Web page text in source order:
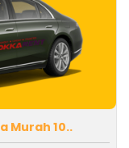
Murah 10..